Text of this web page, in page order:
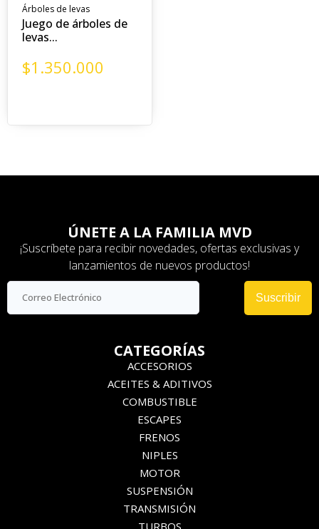
Árboles de levas
Juego de árboles de
levas...
$1.350.000
ÚNETE A LA FAMILIA MVD
¡Suscríbete para recibir novedades, ofertas exclusivas y
lanzamientos de nuevos productos!
Suscribir
CATEGORÍAS
ACCESORIOS
ACEITES & ADITIVOS
COMBUSTIBLE
ESCAPES
FRENOS
NIPLES
MOTOR
SUSPENSIÓN
TRANSMISIÓN